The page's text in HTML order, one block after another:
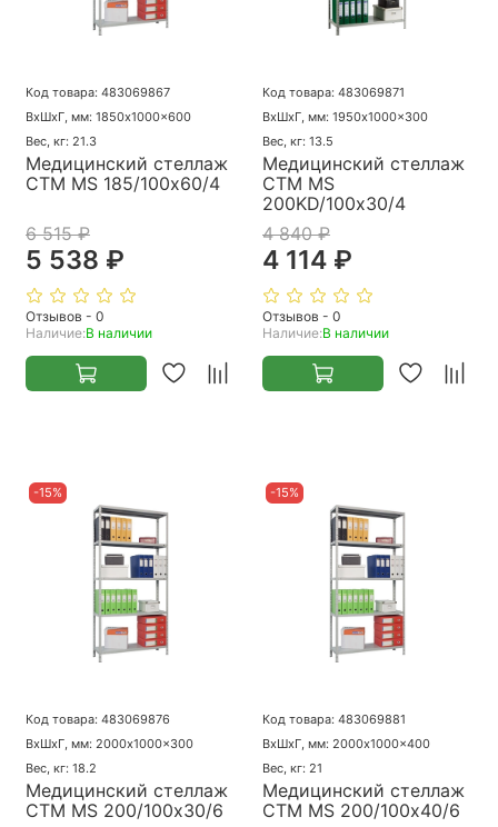
Код товара: 483069867
ВхШхГ, мм: 1850x1000x600
Вес, кг: 21.3
Медицинский стеллаж
СТМ MS 185/100х60/4
6 515 ₽
5 538 ₽
Отзывов - 0
Наличие:В наличии
Код товара: 483069871
ВхШхГ, мм: 1950x1000x300
Вес, кг: 13.5
Медицинский стеллаж
СТМ MS
200KD/100х30/4
4 840 ₽
4 114 ₽
Отзывов - 0
Наличие:В наличии
-15%
Код товара: 483069876
ВхШхГ, мм: 2000x1000x300
Вес, кг: 18.2
Медицинский стеллаж
СТМ MS 200/100х30/6
-15%
Код товара: 483069881
ВхШхГ, мм: 2000x1000x400
Вес, кг: 21
Медицинский стеллаж
СТМ MS 200/100х40/6